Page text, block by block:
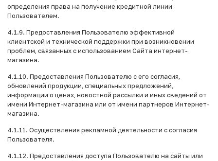
определения права на получение кредитной линии
Пользователем.
4.1.9. Предоставления Пользователю эффективной
клиентской и технической поддержки при возникновении
проблем, связанных с использованием Сайта интернет-
магазина.
4.1.10. Предоставления Пользователю с его согласия,
обновлений продукции, специальных предложений,
информации о ценах, новостной рассылки и иных сведений от
имени Интернет-магазина или от имени партнеров Интернет-
магазина.
4.1.11. Осуществления рекламной деятельности с согласия
Пользователя.
4.1.12. Предоставления доступа Пользователю на сайты или